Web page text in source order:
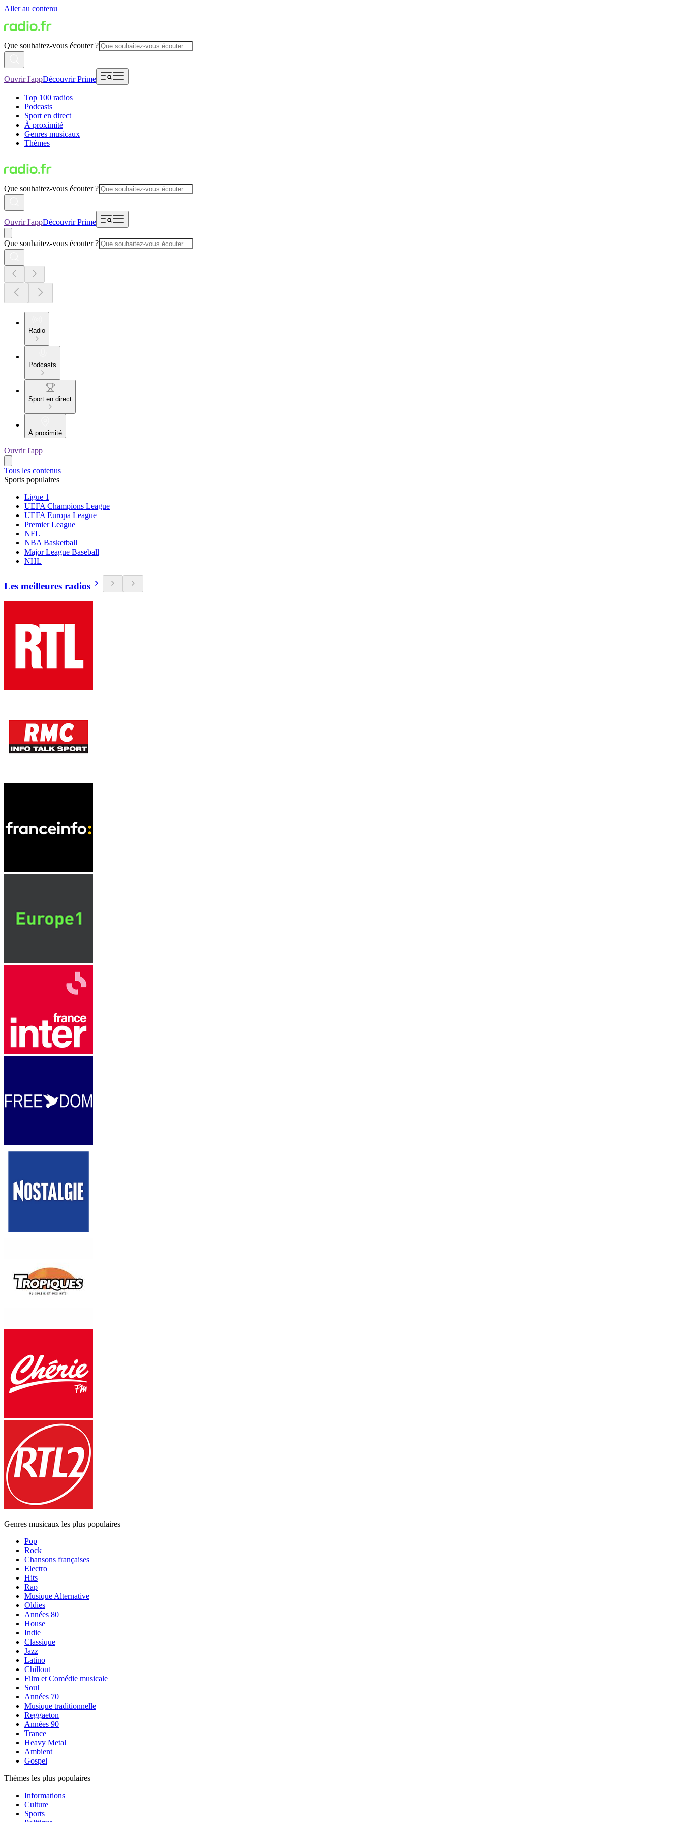
Aller au contenu
Que souhaitez-vous écouter ?
Ouvrir l'appDécouvrir Prime
Top 100 radios
Podcasts
Sport en direct
À proximité
Genres musicaux
Thèmes
Que souhaitez-vous écouter ?
Ouvrir l'appDécouvrir Prime
Que souhaitez-vous écouter ?
Radio
Podcasts
Sport en direct
À proximité
Ouvrir l'app
Tous les contenus
Sports populaires
Ligue 1
UEFA Champions League
UEFA Europa League
Premier League
NFL
NBA Basketball
Major League Baseball
NHL
Les meilleures radios
Genres musicaux les plus populaires
Pop
Rock
Chansons françaises
Electro
Hits
Rap
Musique Alternative
Oldies
Années 80
House
Indie
Classique
Jazz
Latino
Chillout
Film et Comédie musicale
Soul
Années 70
Musique traditionnelle
Reggaeton
Années 90
Trance
Heavy Metal
Ambient
Gospel
Thèmes les plus populaires
Informations
Culture
Sports